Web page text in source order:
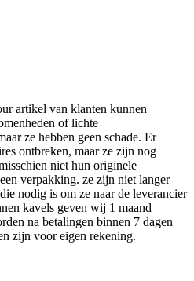
artikel van klanten kunnen
of lichte
ze hebben geen schade. Er
ontbreken, maar ze zijn nog
niet hun originele
verpakking. ze zijn niet langer
nodig is om ze naar de leverancier
kavels geven wij 1 maand
na betalingen binnen 7 dagen
zijn voor eigen rekening.